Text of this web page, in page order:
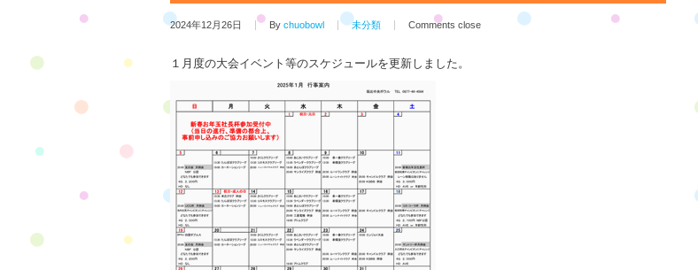
2024年12月26日 By chuobowl 未分類 Comments close
１月度の大会イベント等のスケジュールを更新しました。